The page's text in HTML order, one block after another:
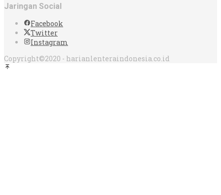
Jaringan Social
Facebook
Twitter
Instagram
Copyright©2020 - harianlenteraindonesia.co.id